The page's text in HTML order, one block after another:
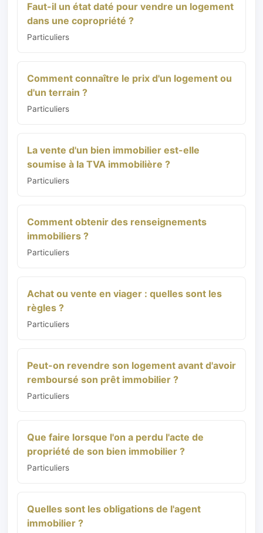
Faut-il un état daté pour vendre un logement
dans une copropriété ?
Particuliers
Comment connaître le prix d'un logement ou
d'un terrain ?
Particuliers
La vente d'un bien immobilier est-elle
soumise à la TVA immobilière ?
Particuliers
Comment obtenir des renseignements
immobiliers ?
Particuliers
Achat ou vente en viager : quelles sont les
règles ?
Particuliers
Peut-on revendre son logement avant d'avoir
remboursé son prêt immobilier ?
Particuliers
Que faire lorsque l'on a perdu l'acte de
propriété de son bien immobilier ?
Particuliers
Quelles sont les obligations de l'agent
immobilier ?